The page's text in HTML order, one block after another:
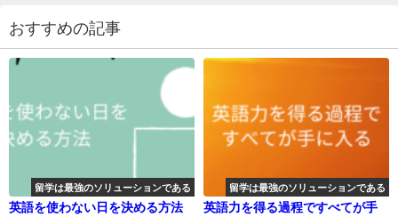
おすすめの記事
留学は最強のソリューションである
英語を使わない日を決める方法
留学は最強のソリューションである
英語力を得る過程ですべてが手